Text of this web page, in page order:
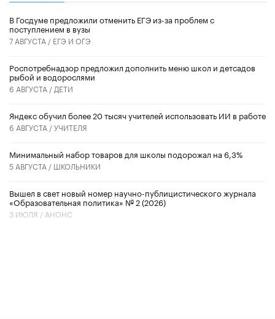
В Госдуме предложили отменить ЕГЭ из-за проблем с
поступлением в вузы
7 АВГУСТА / ЕГЭ И ОГЭ
Роспотребнадзор предложил дополнить меню школ и детсадов
рыбой и водорослями
6 АВГУСТА / ДЕТИ
​Яндекс обучил более 20 тысяч учителей использовать ИИ в работе
6 АВГУСТА /УЧИТЕЛЯ
Минимальный набор товаров для школы подорожал на 6,3%
5 АВГУСТА / ШКОЛЬНИКИ
Вышел в свет новый номер научно-публицистического журнала
«Образовательная политика» № 2 (2026)
3 ИЮЛЯ / АНОНС